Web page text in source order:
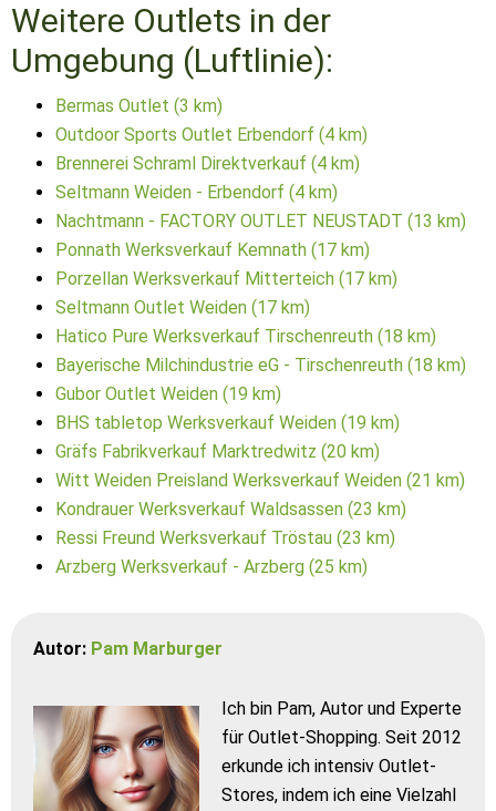
Weitere Outlets in der
Umgebung (Luftlinie):
Bermas Outlet (3 km)
Outdoor Sports Outlet Erbendorf (4 km)
Brennerei Schraml Direktverkauf (4 km)
Seltmann Weiden - Erbendorf (4 km)
Nachtmann - FACTORY OUTLET NEUSTADT (13 km)
Ponnath Werksverkauf Kemnath (17 km)
Porzellan Werksverkauf Mitterteich (17 km)
Seltmann Outlet Weiden (17 km)
Hatico Pure Werksverkauf Tirschenreuth (18 km)
Bayerische Milchindustrie eG - Tirschenreuth (18 km)
Gubor Outlet Weiden (19 km)
BHS tabletop Werksverkauf Weiden (19 km)
Gräfs Fabrikverkauf Marktredwitz (20 km)
Witt Weiden Preisland Werksverkauf Weiden (21 km)
Kondrauer Werksverkauf Waldsassen (23 km)
Ressi Freund Werksverkauf Tröstau (23 km)
Arzberg Werksverkauf - Arzberg (25 km)
Autor: Pam Marburger
Ich bin Pam, Autor und Experte
für Outlet-Shopping. Seit 2012
erkunde ich intensiv Outlet-
Stores, indem ich eine Vielzahl